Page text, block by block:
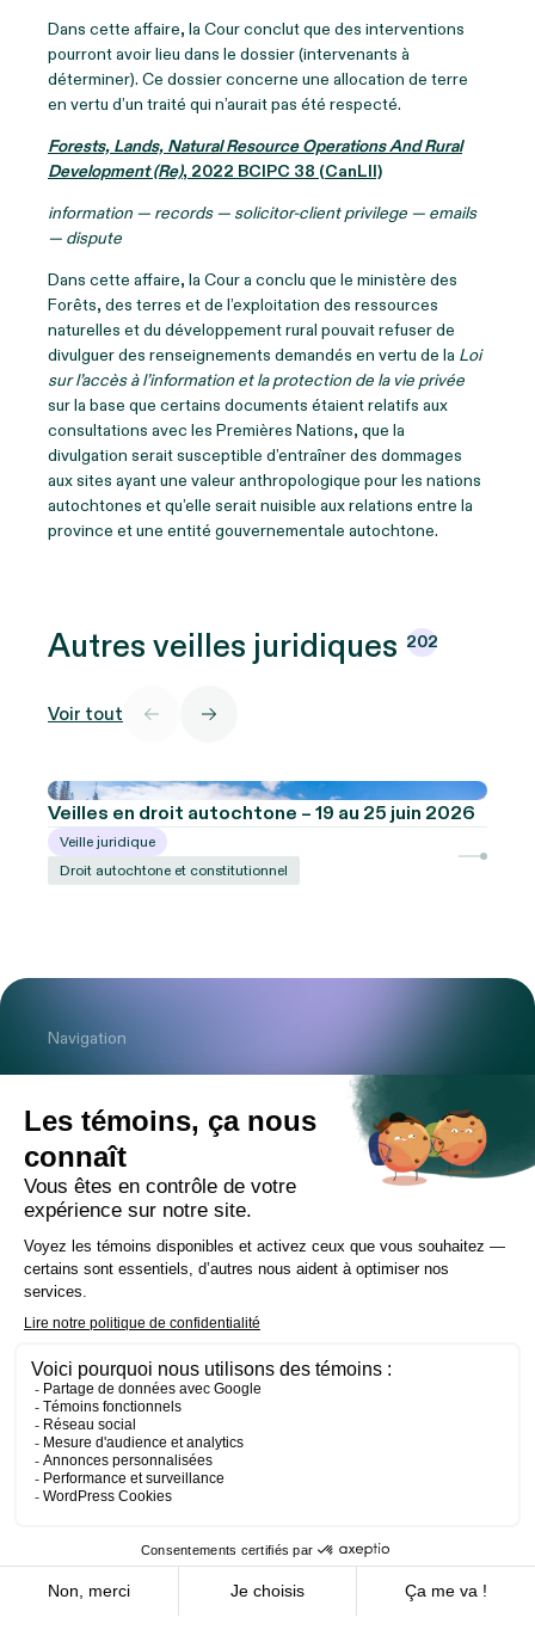
Dans cette affaire, la Cour conclut que des interventions
pourront avoir lieu dans le dossier (intervenants à
déterminer). Ce dossier concerne une allocation de terre
en vertu d’un traité qui n’aurait pas été respecté.
Forests, Lands, Natural Resource Operations And Rural
Development (Re), 2022 BCIPC 38 (CanLII)
information — records — solicitor-client privilege — emails
— dispute
Dans cette affaire, la Cour a conclu que le ministère des
Forêts, des terres et de l’exploitation des ressources
naturelles et du développement rural pouvait refuser de
divulguer des renseignements demandés en vertu de la Loi
sur l’accès à l’information et la protection de la vie privée
sur la base que certains documents étaient relatifs aux
consultations avec les Premières Nations, que la
divulgation serait susceptible d’entraîner des dommages
aux sites ayant une valeur anthropologique pour les nations
autochtones et qu’elle serait nuisible aux relations entre la
province et une entité gouvernementale autochtone.
Autres veilles juridiques 202
Voir tout
Veilles en droit autochtone – 19 au 25 juin 2026
Veille juridique
Droit autochtone et constitutionnel
Navigation
Cabinet
Équipe
Expertises
Bureaux
Carrière
Transactions
Publications
Contact
LinkedIn Instagram
Conditions d’utilisation et de confidentialité